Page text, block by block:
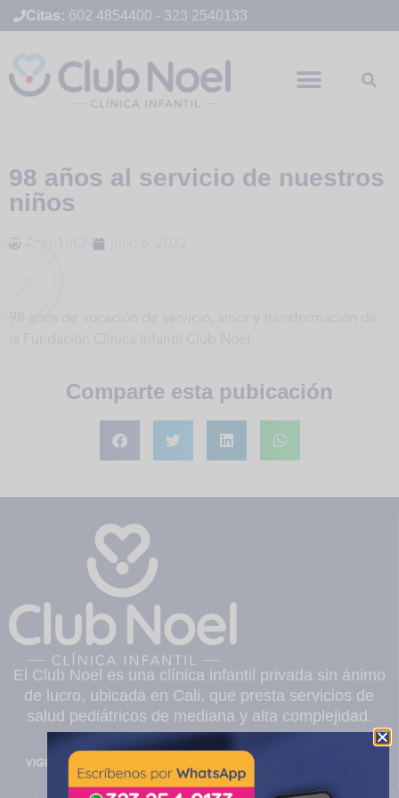
Citas: 602 4854400 - 323 2540133
98 años al servicio de nuestros
niños
Adm1nCN julio 6, 2022
Comparte esta pubicación
El Club Noel es una clínica infantil privada sin ánimo
de lucro, ubicada en Cali, que presta servicios de
salud pediátricos de mediana y alta complejidad.